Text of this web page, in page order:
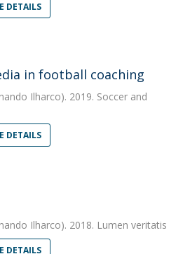
DETAILS
in football coaching
Ilharco). 2019. Soccer and
DETAILS
Ilharco). 2018. Lumen veritatis
DETAILS